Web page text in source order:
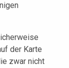
der Karte
zwar nicht